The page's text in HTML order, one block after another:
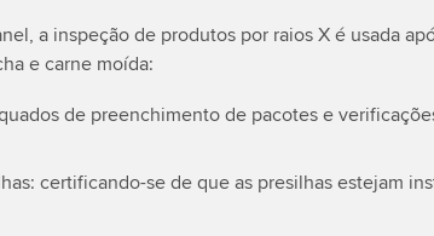
a inspeção de produtos por raios X é usada
e carne moída:
de preenchimento de pacotes e
certificando-se de que as presilhas estejam